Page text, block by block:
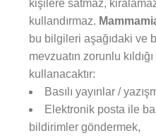
kişilere satmaz,
kullandırmaz.
bu bilgileri aşağıdaki ve
mevzuatın zorunlu
kullanacaktır:
Basılı yayınlar /
Elektronik posta ile
bildirimler göndermek,